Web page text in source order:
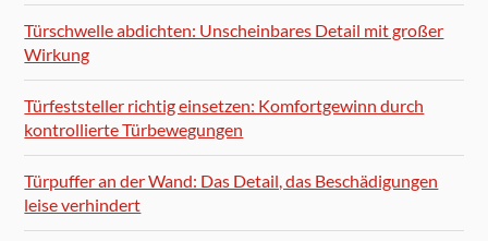
Türschwelle abdichten: Unscheinbares Detail mit großer
Wirkung
Türfeststeller richtig einsetzen: Komfortgewinn durch
kontrollierte Türbewegungen
Türpuffer an der Wand: Das Detail, das Beschädigungen
leise verhindert